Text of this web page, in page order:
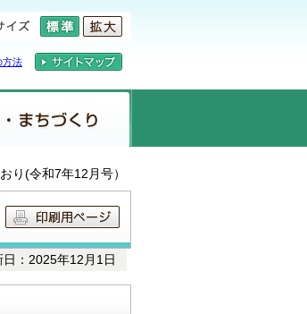
方法
り(令和7年12月号）
日：2025年12月1日